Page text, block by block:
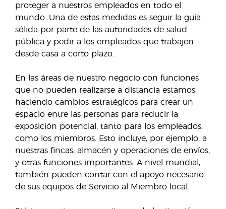
proteger a nuestros empleados en todo el
mundo. Una de estas medidas es seguir la guía
sólida por parte de las autoridades de salud
pública y pedir a los empleados que trabajen
desde casa a corto plazo.
En las áreas de nuestro negocio con funciones
que no pueden realizarse a distancia estamos
haciendo cambios estratégicos para crear un
espacio entre las personas para reducir la
exposición potencial, tanto para los empleados,
como los miembros. Esto incluye, por ejemplo, a
nuestras fincas, almacén y operaciones de envíos,
y otras funciones importantes. A nivel mundial,
también pueden contar con el apoyo necesario
de sus equipos de Servicio al Miembro local.